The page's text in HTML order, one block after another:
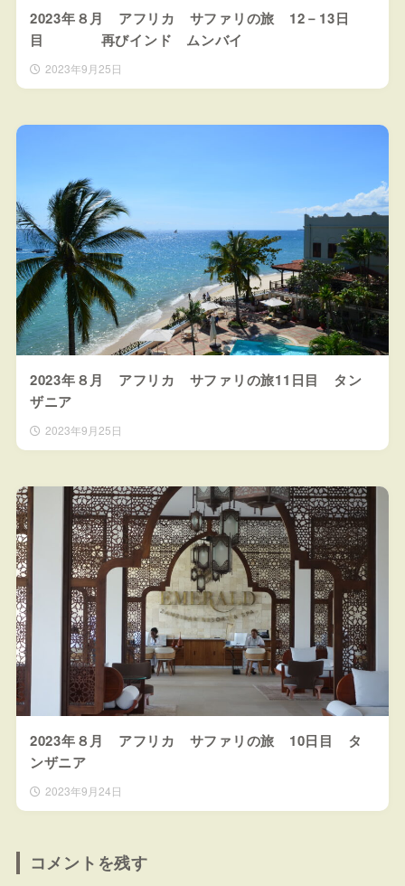
2023年８月 アフリカ サファリの旅 12－13日
目 再びインド ムンバイ
2023年9月25日
2023年８月 アフリカ サファリの旅11日目 タン
ザニア
2023年9月25日
2023年８月 アフリカ サファリの旅 10日目 タ
ンザニア
2023年9月24日
コメントを残す